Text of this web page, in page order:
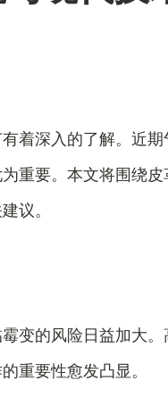
着深入的了解。近
重要。本文将围绕
议。
变的风险日益加大
重要性愈发凸显。